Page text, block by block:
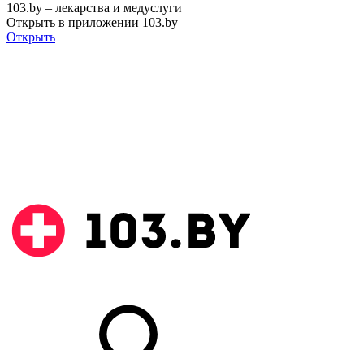
103.by – лекарства и медуслуги
Открыть в приложении 103.by
Открыть